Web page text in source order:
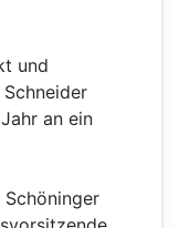
und
an ein
Schöninger